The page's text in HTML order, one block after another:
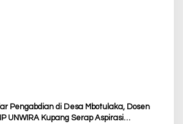
Pengabdian di Desa Mbotulaka, Dosen
UNWIRA Kupang Serap Aspirasi